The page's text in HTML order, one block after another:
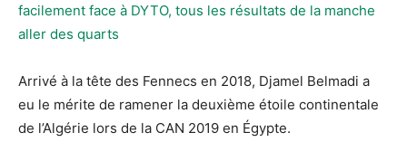
facilement face à DYTO, tous les résultats de la manche
aller des quarts
Arrivé à la tête des Fennecs en 2018, Djamel Belmadi a
eu le mérite de ramener la deuxième étoile continentale
de l’Algérie lors de la CAN 2019 en Égypte.